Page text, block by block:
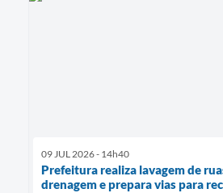
09 JUL 2026 - 14h40
Prefeitura realiza lavagem de
drenagem e prepara vias para